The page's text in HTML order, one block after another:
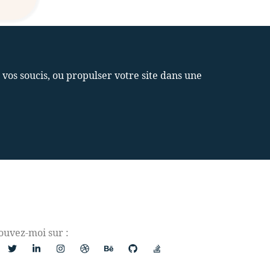
soucis, ou propulser votre site dans une
moi sur :